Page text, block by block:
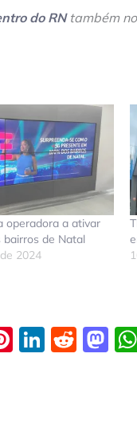
do RNtambém no
operadora a ativar
bairros de Natal
2024
Pinterest